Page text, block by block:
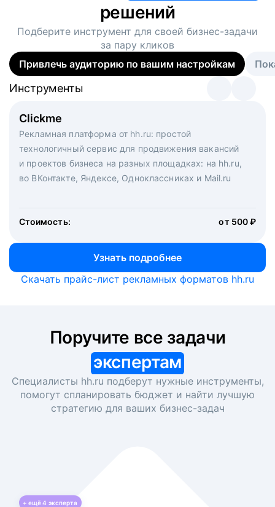
решений
Подберите инструмент для своей бизнес-задачи
за пару кликов
Привлечь аудиторию по вашим настройкам
Clickme
Рекламная платформа от hh.ru: простой
технологичный сервис для продвижения вакансий
и проектов бизнеса на разных площадках: на hh.ru,
во ВКонтакте, Яндексе, Одноклассниках и Mail.ru
Стоимость: от 500 ₽
Узнать подробнее
Инструменты
Вакансия дня
Рекламный формат для вакансий на главной странице
hh.ru. Увеличивает количество откликов
Инструменты
Массовый подбор под ключ. Решите, сколько
кандидатов и когда вам нужно, и за дело возьмутся
маркетологи, рекрутеры и проектные менеджеры
hh.ru с целым набором digital-инструментов
Инструменты
Скачать прайс-лист рекламных форматов hh.ru
экспертам
Специалисты hh.ru подберут нужные инструменты,
помогут спланировать бюджет и найти лучшую
стратегию для ваших бизнес-задач
+ ещё4 эксперта